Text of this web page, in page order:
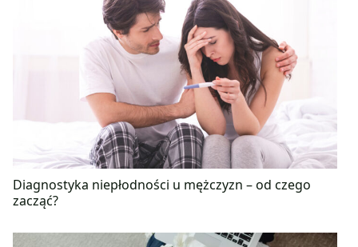
Diagnostyka niepłodności u mężczyzn – od czego
zacząć?